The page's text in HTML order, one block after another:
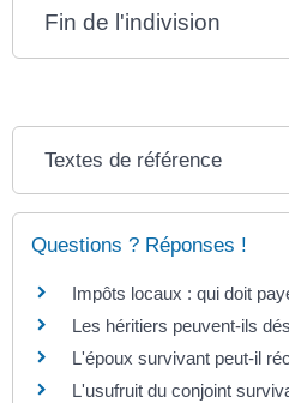
Fin de l'indivision
Textes de référence
Questions ? Réponses !
Impôts locaux : qui doit
Les héritiers peuvent-ils
L'époux survivant peut-il
L'usufruit du conjoint